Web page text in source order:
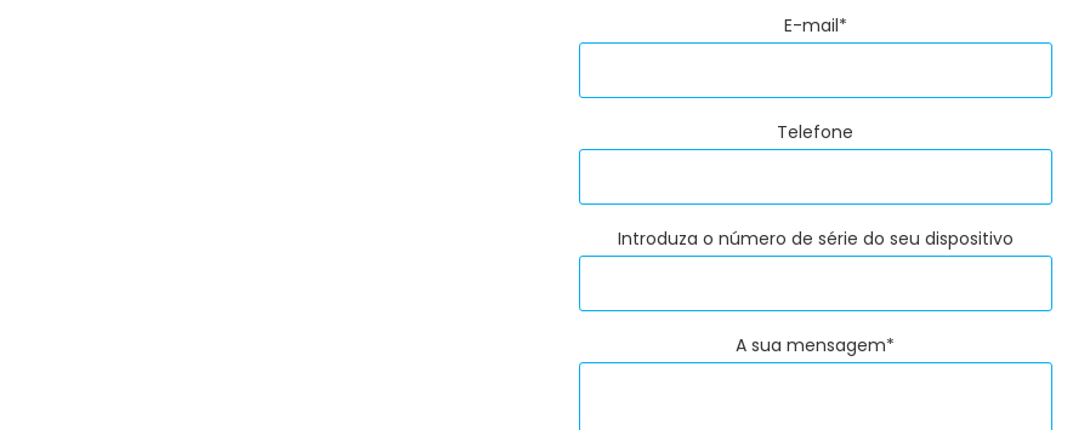
E-mail*
Telefone
Introduza o número de série do seu dispositivo
A sua mensagem*